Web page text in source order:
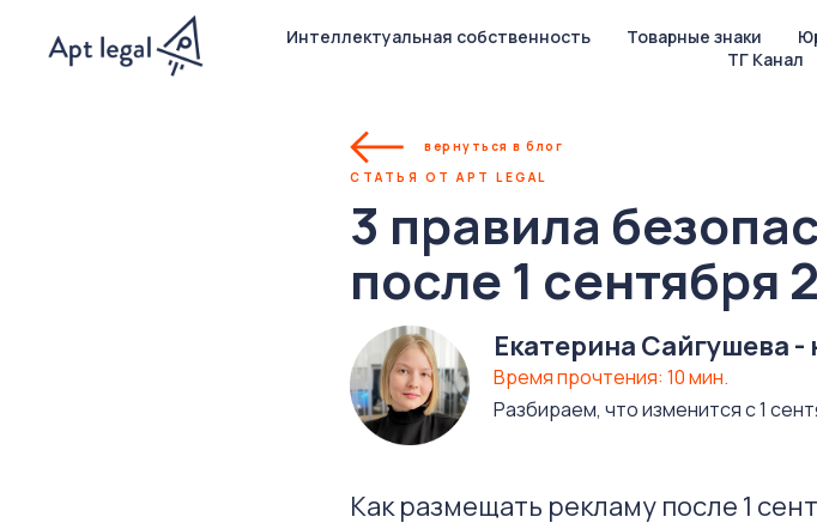
Интеллектуальная собственность Товарные знаки
ТГ Канал
вернуться в блог
СТАТЬЯ ОТ APT LEGAL
3 правила
после 1 сентября
Время прочтения: 10 мин.
Екатерина Сайгушева -
Разбираем, что изменится с 1
Как размещать рекламу после 1